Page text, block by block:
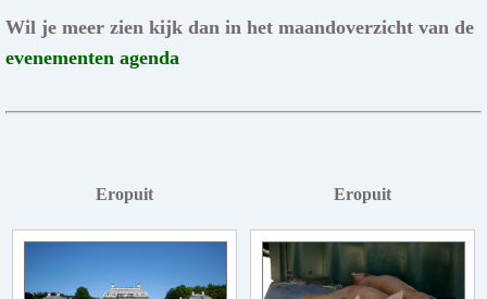
Wil je meer zien kijk dan in het maandoverzicht van de
evenementen agenda
Eropuit Eropuit